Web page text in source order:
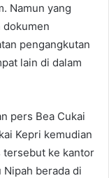
Namun yang
dokumen
pengangkutan
lain di dalam
pers Bea Cukai
Kepri kemudian
tersebut ke kantor
Nipah berada di